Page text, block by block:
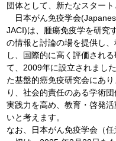
団体として、新たなスタート
日本がん免疫学会
JACI)は、腫瘍免疫学を研究
の情報と討論の場を提供し
し、国際的に高く評価され
て、2009年に設立されまし
た基盤的癌免疫研究会にあ
り、社会的責任のある学術
実践力を高め、教育・啓発
いと考えます。
なお、日本がん免疫学会（